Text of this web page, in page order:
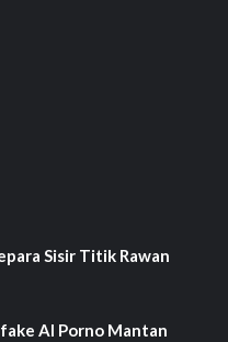
Sisir Titik Rawan
AI Porno Mantan